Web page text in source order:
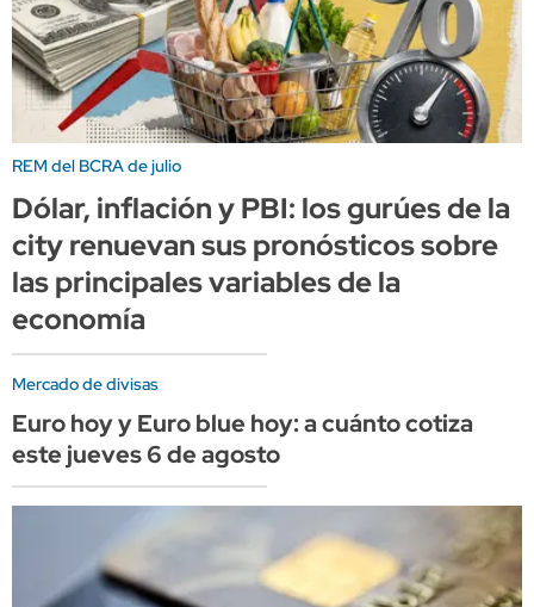
REM del BCRA de julio
Dólar, inflación y PBI: los gurúes de la
city renuevan sus pronósticos sobre
las principales variables de la
economía
Mercado de divisas
Euro hoy y Euro blue hoy: a cuánto cotiza
este jueves 6 de agosto